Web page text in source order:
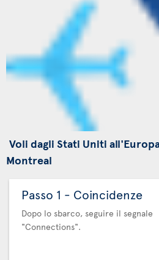
Voli dagli Stati Uniti
Montreal
Passo 1 - Coincidenze
Dopo lo sbarco, seguire il segnale
"Connections".